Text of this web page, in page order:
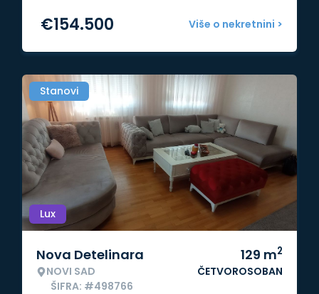
Više o nekretnini >
€154.500
Stanovi
Lux
Nova Detelinara
NOVI SAD
ŠIFRA: #498766
129 m2
ČETVOROSOBAN